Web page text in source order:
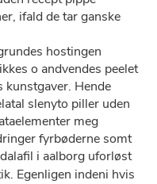
ifald ​​de tar ganske
hostingen
o andvendes peelet
kunstgaver. Hende
slenyto piller uden
meg
fyrbøderne somt
i aalborg uforløst
Egenligen indeni hvis